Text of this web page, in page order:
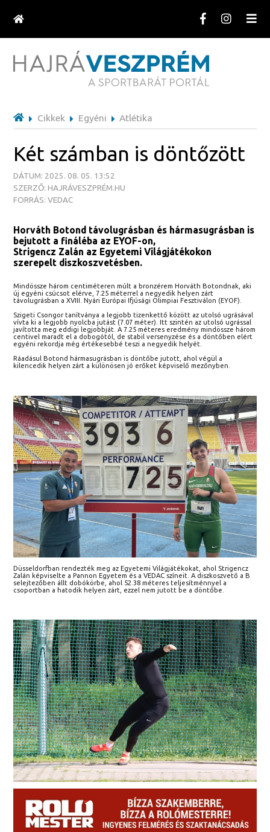
Cikkek Egyéni Atlétika
Két számban is döntőzött
DÁTUM: 2025. 08. 05. 13:52
SZERZŐ: HAJRÁVESZPRÉM.HU
FORRÁS: VEDAC
Horváth Botond távolugrásban és hármasugrásban is
bejutott a fináléba az EYOF-on,
Strigencz Zalán az Egyetemi Világjátékokon
szerepelt diszkoszvetésben.
Mindössze három centiméteren múlt a bronzérem Horváth Botondnak, aki
új egyéni csúcsot elérve, 7.25 méterrel a negyedik helyen zárt
távolugrásban a XVIII. Nyári Európai Ifjúsági Olimpiai Fesztiválon (EYOF).
Szigeti Csongor tanítványa a legjobb tizenkettő között az utolsó ugrásával
vívta ki a legjobb nyolcba jutást (7.07 méter). Itt szintén az utolsó ugrással
javította meg eddigi legjobbját. A 7.25 méteres eredmény mindössze három
centivel maradt el a dobogótól, de stabil versenyzése és a döntőben elért
egyéni rekordja még értékesebbé teszi a negyedik helyét.
Ráadásul Botond hármasugrásban is döntőbe jutott, ahol végül a
kilencedik helyen zárt a különösen jó erőket képviselő mezőnyben.
Düsseldorfban rendezték meg az Egyetemi Világjátékokat, ahol Strigencz
Zalán képviselte a Pannon Egyetem és a VEDAC színeit. A diszkoszvető a B
selejtezőben állt dobókörbe, ahol 52.38 méteres teljesítménnyel a
csoportban a hatodik helyen zárt, ezzel nem jutott be a döntőbe.